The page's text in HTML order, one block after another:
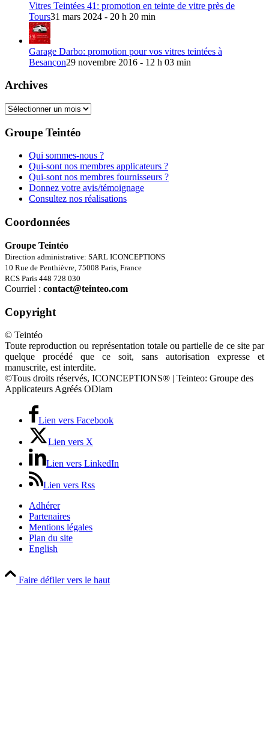
Vitres Teintées 41: promotion en teinte de vitre près de
Tours31 mars 2024 - 20 h 20 min
Garage Darbo: promotion pour vos vitres teintées à
Besançon29 novembre 2016 - 12 h 03 min
Archives
Archives
Groupe Teintéo
Qui sommes-nous ?
Qui-sont nos membres applicateurs ?
Qui-sont nos membres fournisseurs ?
Donnez votre avis/témoignage
Consultez nos réalisations
Coordonnées
Groupe Teintéo
Direction administrative: SARL ICONCEPTIONS
10 Rue de Penthièvre, 75008 Paris, France
RCS Paris 448 728 030
Courriel : contact@teinteo.com
Copyright
© Teintéo
Toute reproduction ou représentation totale ou partielle de ce site par
quelque procédé que ce soit, sans autorisation expresse et
manuscrite, est interdite.
©Tous droits réservés, ICONCEPTIONS® | Teinteo: Groupe des
Applicateurs Agréés ODiam
Lien vers Facebook
Lien vers X
Lien vers LinkedIn
Lien vers Rss
Adhérer
Partenaires
Mentions légales
Plan du site
English
Faire défiler vers le haut